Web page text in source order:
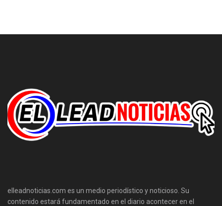
elleadnoticias.com es un medio periodístico y noticioso. Su
contenido estará fundamentado en el diario acontecer en el